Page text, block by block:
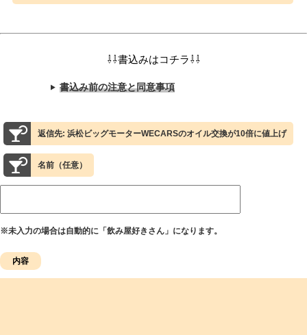
⇩⇩書込みはコチラ⇩⇩
書込み前の注意と同意事項
返信先: 浜松ビッグモーターWECARSのオイル交換が10倍に値上げ
名前（任意）
※未入力の場合は自動的に「飲み屋好きさん」になります。